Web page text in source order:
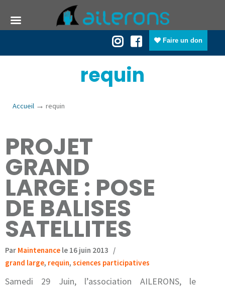
Faire un don
requin
Accueil → requin
PROJET
GRAND
LARGE : POSE
DE BALISES
SATELLITES
Par Maintenance le 16 juin 2013 /
grand large, requin, sciences participatives
Samedi 29 Juin, l’association AILERONS, le